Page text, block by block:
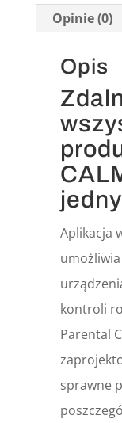
Opinie (0)
Opis
Aplikacja
kontroli
Parental
sprawne